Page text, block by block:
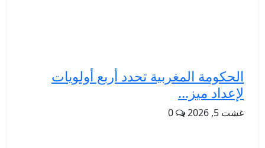
الحكومة المغربية تحدد أربع أولويات
لإعداد ميز...
غشت 5, 2026 0